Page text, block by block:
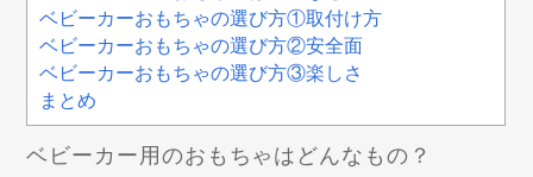
ベビーカーおもちゃの選び方①取付け方
ベビーカーおもちゃの選び方②安全面
ベビーカーおもちゃの選び方③楽しさ
まとめ
ベビーカー用のおもちゃはどんなもの？